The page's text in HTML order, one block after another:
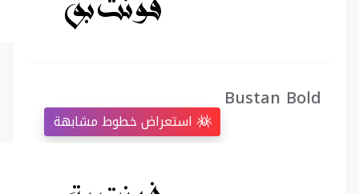
Bustan Bold